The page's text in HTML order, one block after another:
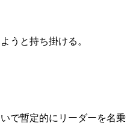
うと持ち掛ける。
で暫定的にリーダーを名乗